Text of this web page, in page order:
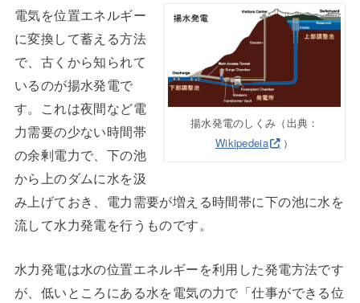
揚水発電のしくみ（出典：
Wikipedeia
）
電気を位置エネルギー
に変換して蓄える方法
で、古くから知られて
いるのが揚水発電で
す。これは夜間など電
力需要の少ない時間帯
の余剰電力で、下の池
から上のダムに水を汲
み上げておき、電力需要が増える時間帯に下の池に水を
流して水力発電を行うものです。
水力発電は水の位置エネルギーを利用した発電方法です
が、低いところにある水を電気の力で「仕事ができる位